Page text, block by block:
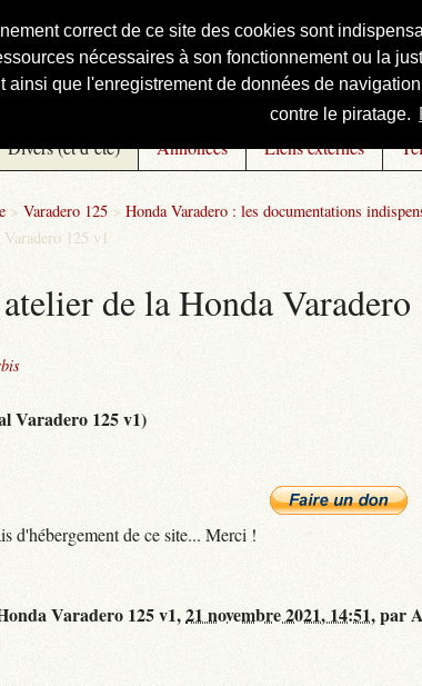
correct de ce site des cookies sont
nécessaires à son fonctionnement ou la
ainsi que l'enregistrement de données de
contre le piratage.
Blog Officiel
Divers (et d’été) Annonces Liens externes
> Varadero 125 > Honda Varadero : les documentations
125 v1
de la Honda Varadero
Varadero 125 v1)
d'hébergement de ce site... Merci !
Varadero 125 v1,21 novembre 2021, 14:51,par